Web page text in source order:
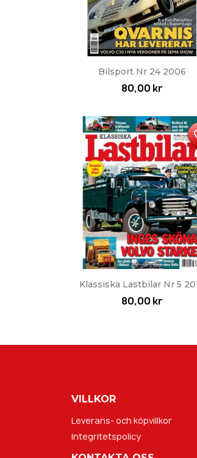
Snabbvy
Bilsport Nr 24 2006
80,00 kr
Snabbvy
Klassiska Lastbilar Nr 5
80,00 kr
VILLKOR
Leverans- och köpvillkor
Integritetspolicy